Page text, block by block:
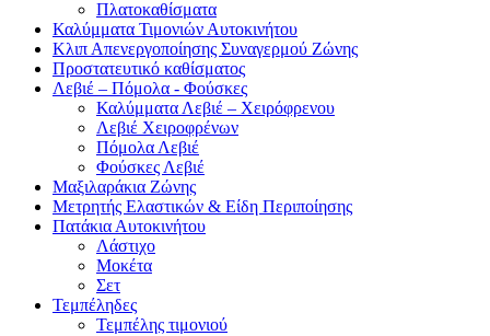
Πλατοκαθίσματα
Καλύμματα Τιμονιών Αυτοκινήτου
Κλιπ Απενεργοποίησης Συναγερμού Ζώνης
Προστατευτικό καθίσματος
Λεβιέ – Πόμολα - Φούσκες
Καλύμματα Λεβιέ – Χειρόφρενου
Λεβιέ Χειροφρένων
Πόμολα Λεβιέ
Φούσκες Λεβιέ
Μαξιλαράκια Ζώνης
Μετρητής Ελαστικών & Είδη Περιποίησης
Πατάκια Αυτοκινήτου
Λάστιχο
Μοκέτα
Σετ
Τεμπέληδες
Τεμπέλης τιμονιού